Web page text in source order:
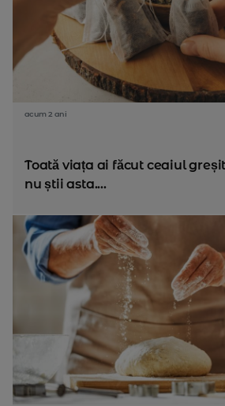
acum 2 ani
Toată viața ai făcut ceaiul
nu știi asta....